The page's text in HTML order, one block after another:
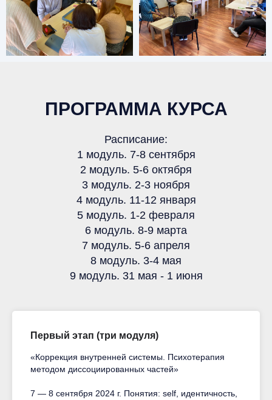
ПРОГРАММА КУРСА
Расписание:
1 модуль. 7-8 сентября
2 модуль. 5-6 октября
3 модуль. 2-3 ноября
4 модуль. 11-12 января
5 модуль. 1-2 февраля
6 модуль. 8-9 марта
7 модуль. 5-6 апреля
8 модуль. 3-4 мая
9 модуль. 31 мая - 1 июня
Первый этап (три модуля)
«Коррекция внутренней системы. Психотерапия
методом диссоциированных частей»
7 — 8 сентября 2024 г. Понятия: self, идентичность,